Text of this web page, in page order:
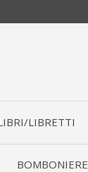
LIBRETTI
BOMBONIERE